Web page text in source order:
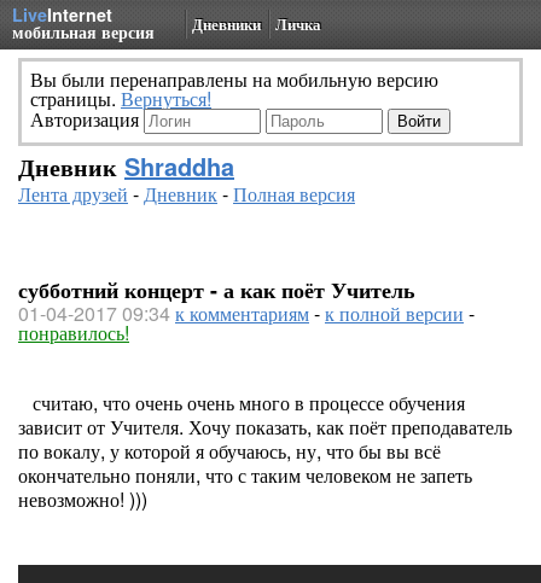
LiveInternet
мобильная версия Дневники Личка
Вы были перенаправлены на мобильную версию
страницы. Вернуться!
Авторизация
Дневник Shraddha
Лента друзей -Дневник-Полная версия
субботний концерт - а как поёт Учитель
01-04-2017 09:34к комментариям-к полной версии -
понравилось!
считаю, что очень очень много в процессе обучения
зависит от Учителя. Хочу показать, как поёт преподаватель
по вокалу, у которой я обучаюсь, ну, что бы вы всё
окончательно поняли, что с таким человеком не запеть
невозможно! )))